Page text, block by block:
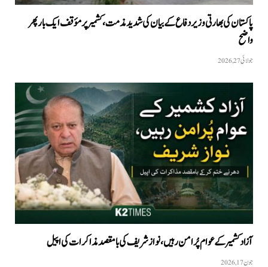
پاکستان کی بھارتی وزیر دفاع کے بیان کی شدید مذمت، کشمیر پر مؤقف ایک بار پھر
واضح
جولائی 27, 2026
آزاد کشمیر کے عوام پُرامن رہیں، نواز شریف کی بامقصد مذاکرات کی اپیل
جون 17, 2026